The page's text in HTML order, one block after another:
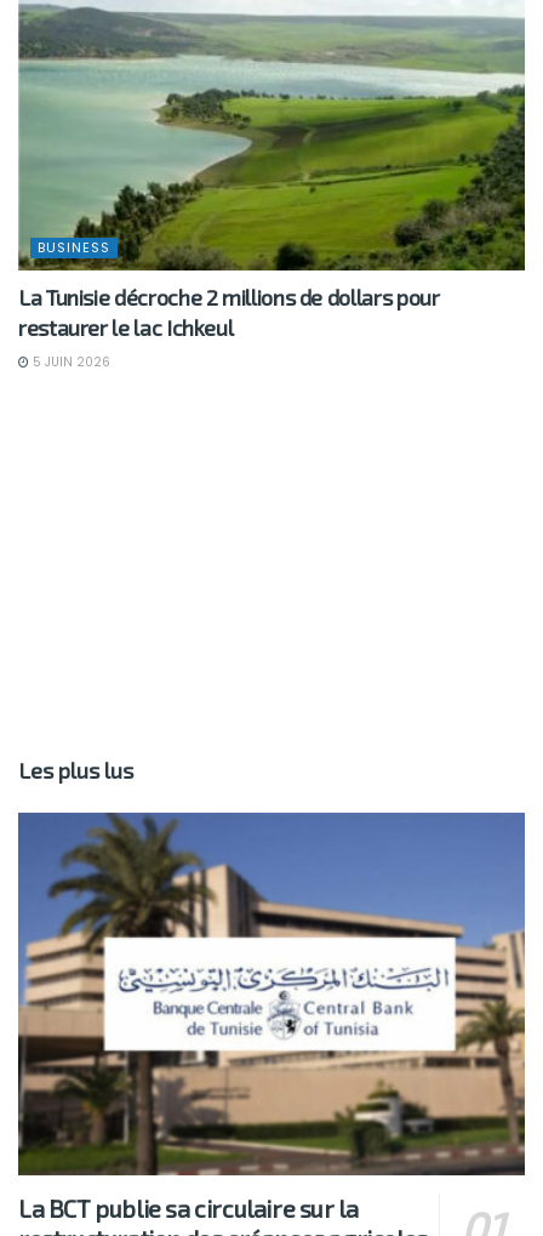
BUSINESS
La Tunisie décroche 2 millions de dollars pour
restaurer le lac Ichkeul
5 JUIN 2026
Les plus lus
La BCT publie sa circulaire sur la